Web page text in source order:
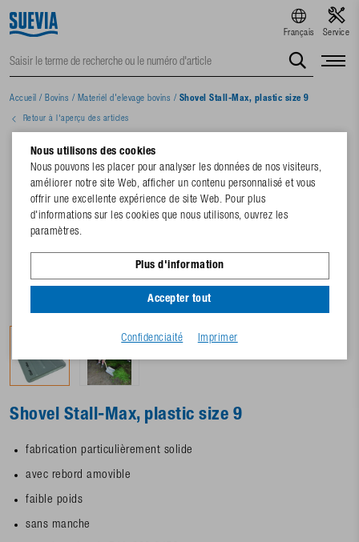
Français Service
Accueil / Bovins / Materiél d'elevage bovins / Shovel Stall-Max, plastic size 9
Retour à l'aperçu des articles
Shovel Stall-Max, plastic size 9
fabrication particulièrement solide
avec rebord amovible
faible poids
sans manche
Nous utilisons des cookies
Nous pouvons les placer pour analyser les données de nos visiteurs,
améliorer notre site Web, afficher un contenu personnalisé et vous
offrir une excellente expérience de site Web. Pour plus
d'informations sur les cookies que nous utilisons, ouvrez les
paramètres.
Plus d'information
Accepter tout
Confidenciaité Imprimer